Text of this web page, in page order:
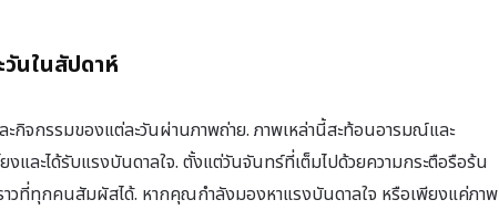
นในสัปดาห์
กิจกรรมของแต่ละวันผ่านภาพถ่าย. ภาพเหล่านี้สะท้อนอารมณ์และ
และได้รับแรงบันดาลใจ. ตั้งแต่วันจันทร์ที่เต็มไปด้วยความกระตือรือร้น
วที่ทุกคนสัมผัสได้. หากคุณกำลังมองหาแรงบันดาลใจ หรือเพียงแค่ภาพ